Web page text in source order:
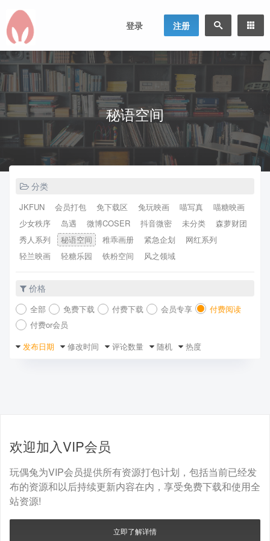
登录 注册
秘语空间
分类
JKFUN 会员打包 免下载区 兔玩映画 喵写真
喵糖映画
少女秩序
岛遇 微博COSER 抖音微密 未分类
森萝财团
秀人系列
秘语空间 稚乖画册 紧急企划
网红系列
轻兰映画
轻糖乐园 铁粉空间 风之领域
价格
全部 免费下载 付费下载 会员专享
付费阅读
付费or会员
发布日期
修改时间 评论数量 随机 热度
欢迎加入VIP会员
玩偶兔为VIP会员提供所有资源打包计划，包括当前已经发
布的资源和以后持续更新内容在内，享受免费下载和使用全
站资源!
立即了解详情